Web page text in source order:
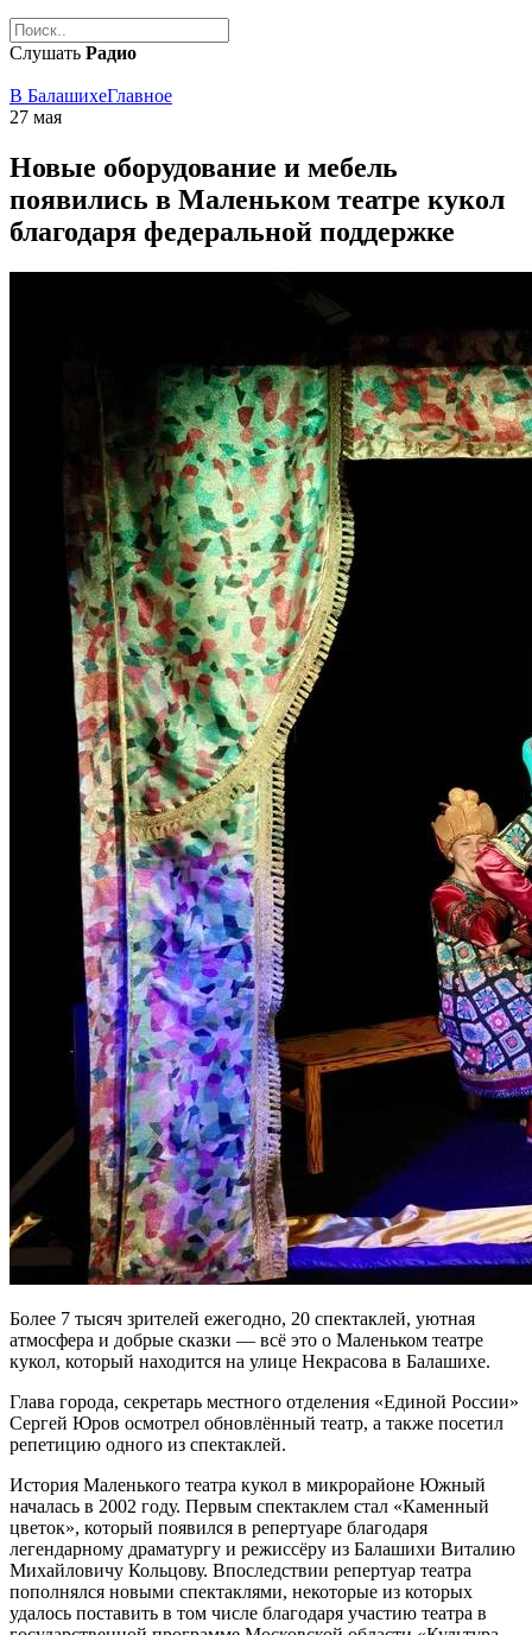
Слушать Радио
В БалашихеГлавное
27 мая
Новые оборудование и мебель
появились в Маленьком театре кукол
благодаря федеральной поддержке
Более 7 тысяч зрителей ежегодно, 20 спектаклей, уютная
атмосфера и добрые сказки — всё это о Маленьком театре
кукол, который находится на улице Некрасова в Балашихе.
Глава города, секретарь местного отделения «Единой России»
Сергей Юров осмотрел обновлённый театр, а также посетил
репетицию одного из спектаклей.
История Маленького театра кукол в микрорайоне Южный
началась в 2002 году. Первым спектаклем стал «Каменный
цветок», который появился в репертуаре благодаря
легендарному драматургу и режиссёру из Балашихи Виталию
Михайловичу Кольцову. Впоследствии репертуар театра
пополнялся новыми спектаклями, некоторые из которых
удалось поставить в том числе благодаря участию театра в